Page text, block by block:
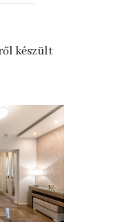
készült